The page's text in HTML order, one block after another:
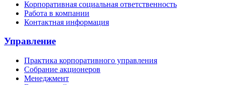
Корпоративная социальная ответственность
Работа в компании
Контактная информация
Управление
Практика корпоративного управления
Собрание акционеров
Менеджмент